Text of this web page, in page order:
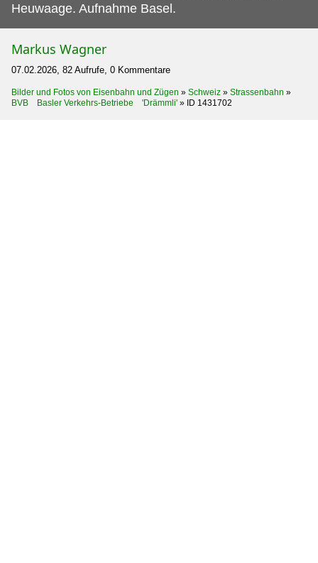
Heuwaage. Aufnahme Basel.
Markus Wagner
07.02.2026, 82 Aufrufe, 0 Kommentare
Bilder und Fotos von Eisenbahn und Zügen » Schweiz » Strassenbahn »
BVB Basler Verkehrs-Betriebe 'Drämmli' » ID 1431702